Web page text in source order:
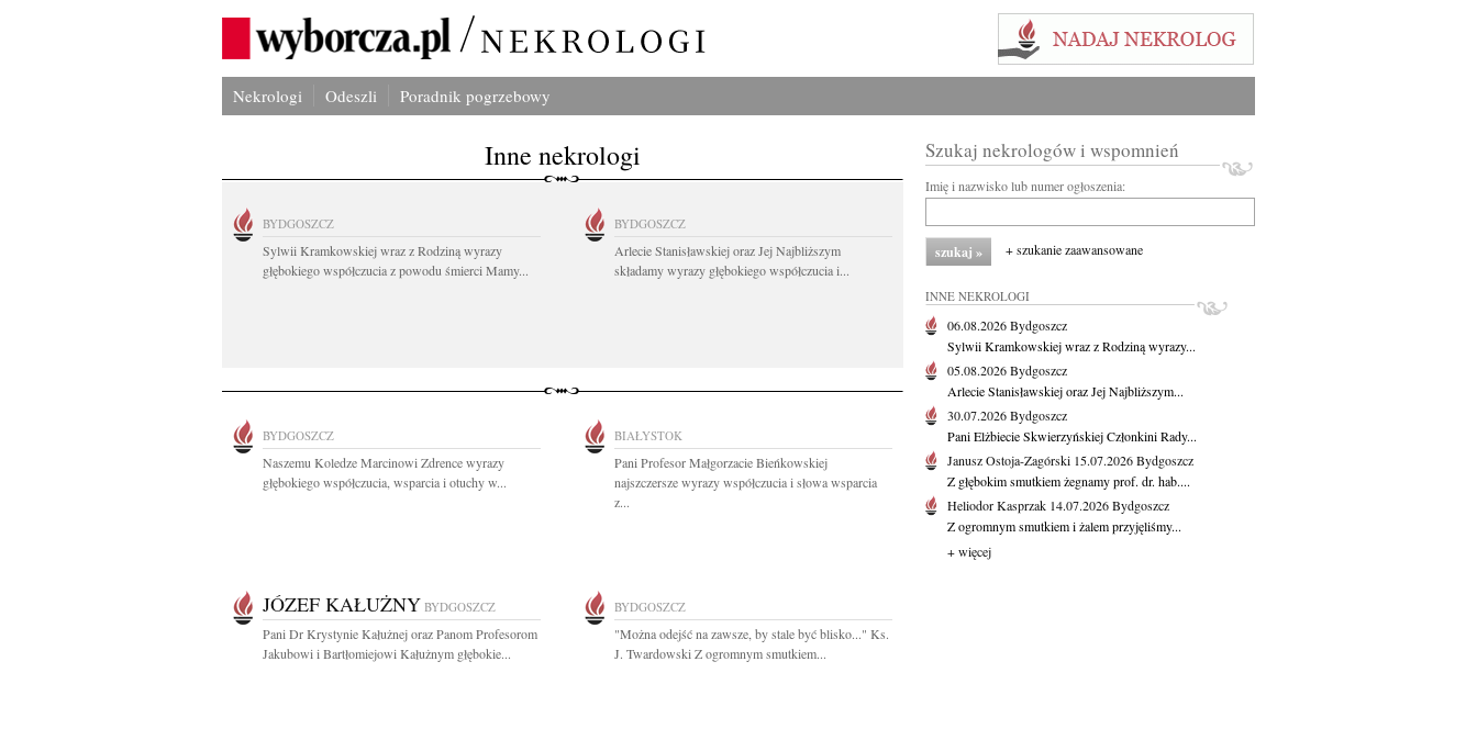
Nekrologi Odeszli Poradnik pogrzebowy
Inne nekrologi
BYDGOSZCZ
Sylwii Kramkowskiej wraz z Rodziną wyrazy
głębokiego współczucia z powodu śmierci Mamy...
BYDGOSZCZ
Arlecie Stanisławskiej oraz Jej Najbliższym
składamy wyrazy głębokiego współczucia i...
BYDGOSZCZ
Naszemu Koledze Marcinowi Zdrence wyrazy
głębokiego współczucia, wsparcia i otuchy w...
BIAŁYSTOK
Pani Profesor Małgorzacie Bieńkowskiej
najszczersze wyrazy współczucia i słowa wsparcia
z...
JÓZEF KAŁUŻNY BYDGOSZCZ
Pani Dr Krystynie Kałużnej oraz Panom Profesorom
Jakubowi i Bartłomiejowi Kałużnym głębokie...
BYDGOSZCZ
"Można odejść na zawsze, by stale być blisko..." Ks.
J. Twardowski Z ogromnym smutkiem...
Szukaj nekrologów i wspomnień
Imię i nazwisko lub numer ogłoszenia:
+ szukanie zaawansowane
INNE NEKROLOGI
06.08.2026Bydgoszcz
Sylwii Kramkowskiej wraz z Rodziną wyrazy...
05.08.2026Bydgoszcz
Arlecie Stanisławskiej oraz Jej Najbliższym...
30.07.2026Bydgoszcz
Pani Elżbiecie Skwierzyńskiej Członkini Rady...
Janusz Ostoja-Zagórski 15.07.2026Bydgoszcz
Z głębokim smutkiem żegnamy prof. dr. hab....
Heliodor Kasprzak 14.07.2026Bydgoszcz
Z ogromnym smutkiem i żalem przyjęliśmy...
+ więcej